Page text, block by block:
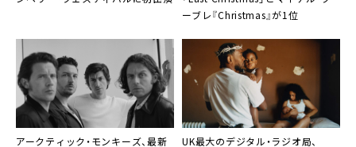
ーブレ『Christmas』が1位
アークティック・モンキーズ、最新 UK最大のデジタル・ラジオ局、